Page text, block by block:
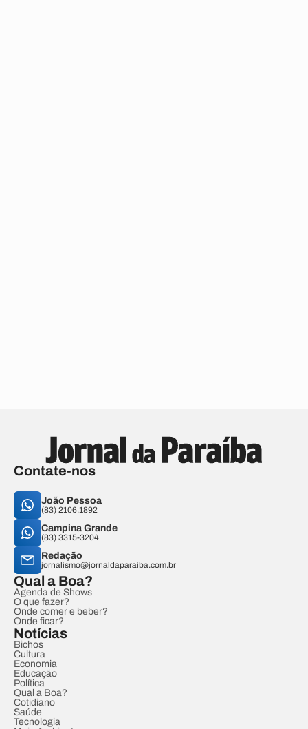
Contate-nos
João Pessoa
(83) 2106.1892
Campina Grande
(83) 3315-3204
Redação
jornalismo@jornaldaparaiba.com.br
Qual a Boa?
Agenda de Shows
O que fazer?
Onde comer e beber?
Onde ficar?
Notícias
Bichos
Cultura
Economia
Educação
Política
Qual a Boa?
Cotidiano
Saúde
Tecnologia